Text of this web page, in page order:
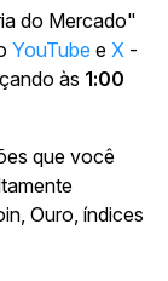
do Mercado"
YouTube e X -
às 1:00
que você
Ouro, índices